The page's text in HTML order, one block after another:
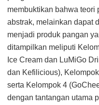
membuktikan bahwa
abstrak, melainkan dapat
menjadi produk pangan
ditampilkan meliputi
Ice Cream dan LuMiGo
dan Kefilicious),
serta Kelompok 4
dengan tantangan utama